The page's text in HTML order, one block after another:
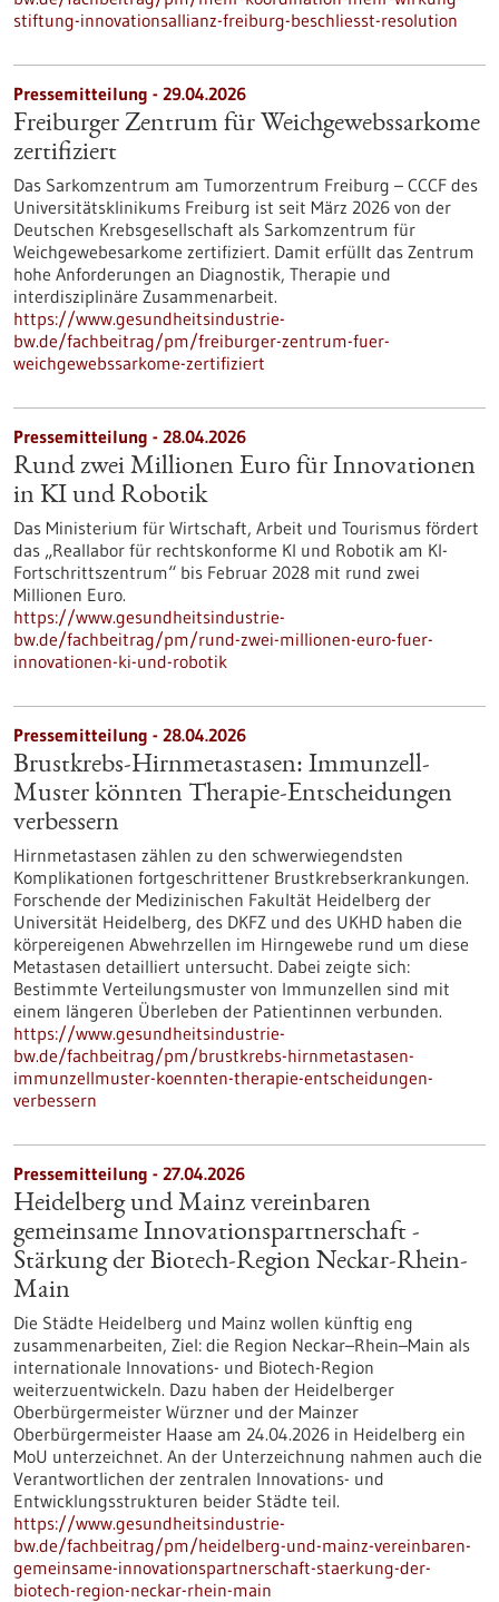
stiftung-innovationsallianz-freiburg-beschliesst-resolution
Pressemitteilung - 29.04.2026
Freiburger Zentrum für Weichgewebssarkome
zertifiziert
Das Sarkomzentrum am Tumorzentrum Freiburg – CCCF des
Universitätsklinikums Freiburg ist seit März 2026 von der
Deutschen Krebsgesellschaft als Sarkomzentrum für
Weichgewebesarkome zertifiziert. Damit erfüllt das Zentrum
hohe Anforderungen an Diagnostik, Therapie und
interdisziplinäre Zusammenarbeit.
https://www.gesundheitsindustrie-
bw.de/fachbeitrag/pm/freiburger-zentrum-fuer-
weichgewebssarkome-zertifiziert
Pressemitteilung - 28.04.2026
Rund zwei Millionen Euro für Innovationen
in KI und Robotik
Das Ministerium für Wirtschaft, Arbeit und Tourismus fördert
das „Reallabor für rechtskonforme KI und Robotik am KI-
Fortschrittszentrum“ bis Februar 2028 mit rund zwei
Millionen Euro.
https://www.gesundheitsindustrie-
bw.de/fachbeitrag/pm/rund-zwei-millionen-euro-fuer-
innovationen-ki-und-robotik
Pressemitteilung - 28.04.2026
Brustkrebs-Hirnmetastasen: Immunzell-
Muster könnten Therapie-Entscheidungen
verbessern
Hirnmetastasen zählen zu den schwerwiegendsten
Komplikationen fortgeschrittener Brustkrebserkrankungen.
Forschende der Medizinischen Fakultät Heidelberg der
Universität Heidelberg, des DKFZ und des UKHD haben die
körpereigenen Abwehrzellen im Hirngewebe rund um diese
Metastasen detailliert untersucht. Dabei zeigte sich:
Bestimmte Verteilungsmuster von Immunzellen sind mit
einem längeren Überleben der Patientinnen verbunden.
https://www.gesundheitsindustrie-
bw.de/fachbeitrag/pm/brustkrebs-hirnmetastasen-
immunzellmuster-koennten-therapie-entscheidungen-
verbessern
Pressemitteilung - 27.04.2026
Heidelberg und Mainz vereinbaren
gemeinsame Innovationspartnerschaft -
Stärkung der Biotech-Region Neckar-Rhein-
Main
Die Städte Heidelberg und Mainz wollen künftig eng
zusammenarbeiten, Ziel: die Region Neckar–Rhein–Main als
internationale Innovations- und Biotech-Region
weiterzuentwickeln. Dazu haben der Heidelberger
Oberbürgermeister Würzner und der Mainzer
Oberbürgermeister Haase am 24.04.2026 in Heidelberg ein
MoU unterzeichnet. An der Unterzeichnung nahmen auch die
Verantwortlichen der zentralen Innovations- und
Entwicklungsstrukturen beider Städte teil.
https://www.gesundheitsindustrie-
bw.de/fachbeitrag/pm/heidelberg-und-mainz-vereinbaren-
gemeinsame-innovationspartnerschaft-staerkung-der-
biotech-region-neckar-rhein-main